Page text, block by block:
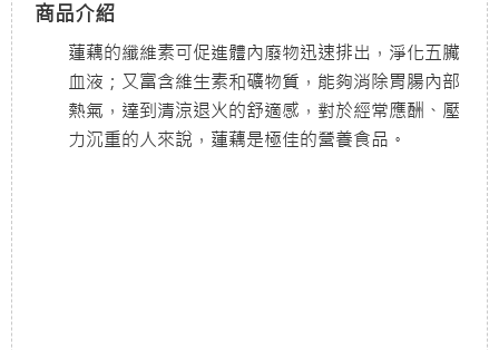
商品介紹
蓮藕的纖維素可促進體內廢物迅速排出，淨化五臟
血液；又富含維生素和礦物質，能夠消除胃腸內部
熱氣，達到清涼退火的舒適感，對於經常應酬、壓
力沉重的人來說，蓮藕是極佳的營養食品。